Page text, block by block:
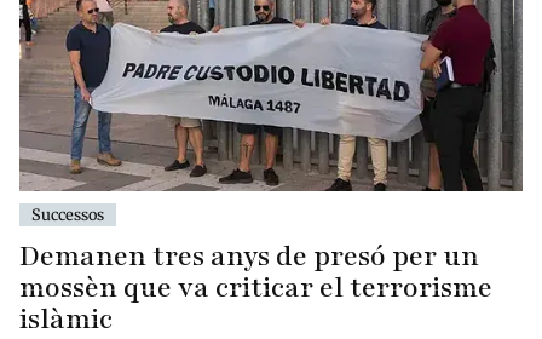
Successos
Demanen tres anys de presó per un
mossèn que va criticar el terrorisme
islàmic